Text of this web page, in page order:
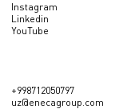
Instagram
Linkedin
YouTube
+998712050797
uz@enecagroup.com